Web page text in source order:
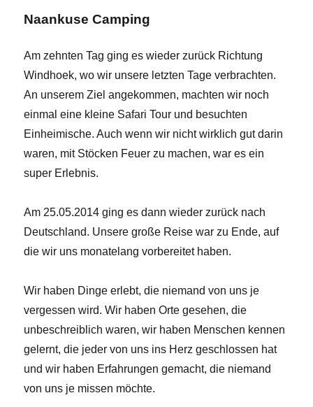
Naankuse Camping
Am zehnten Tag ging es wieder zurück Richtung
Windhoek, wo wir unsere letzten Tage verbrachten.
An unserem Ziel angekommen, machten wir noch
einmal eine kleine Safari Tour und besuchten
Einheimische. Auch wenn wir nicht wirklich gut darin
waren, mit Stöcken Feuer zu machen, war es ein
super Erlebnis.
Am 25.05.2014 ging es dann wieder zurück nach
Deutschland. Unsere große Reise war zu Ende, auf
die wir uns monatelang vorbereitet haben.
Wir haben Dinge erlebt, die niemand von uns je
vergessen wird. Wir haben Orte gesehen, die
unbeschreiblich waren, wir haben Menschen kennen
gelernt, die jeder von uns ins Herz geschlossen hat
und wir haben Erfahrungen gemacht, die niemand
von uns je missen möchte.